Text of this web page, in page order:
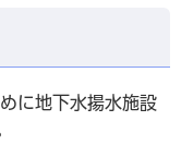
に地下水揚水施設